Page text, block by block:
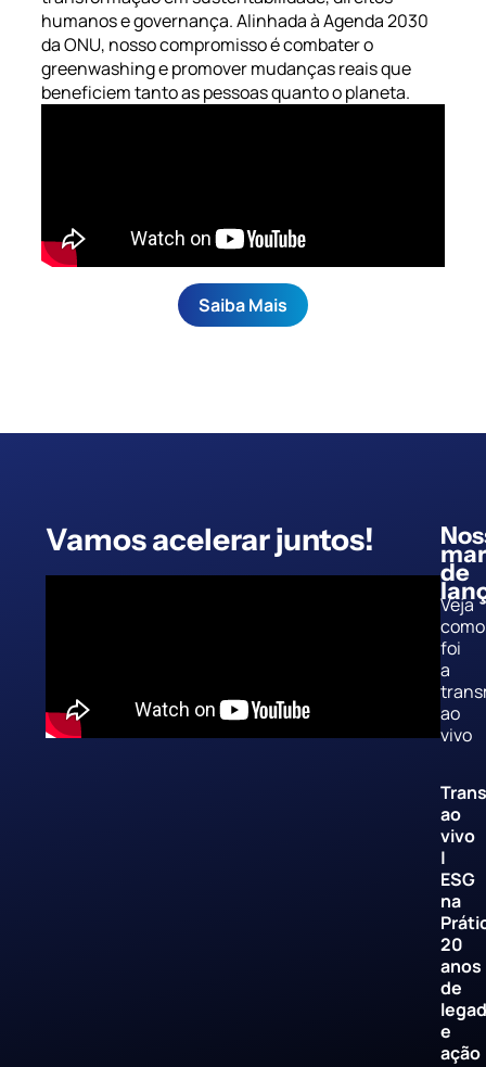
Saiba mais sobre a Medalha Kofi Annan
Entenda mais sobre o mercado ESG
Saiba mais sobre a Medalha Kofi Annan
Entenda mais sobre o mercado ESG
Saiba mais sobre a Medalha Kofi Annan
Entenda mais sobre o mercado ESG
humanos e governança. Alinhada à Agenda 2030
da ONU, nosso compromisso é combater o
greenwashing e promover mudanças reais que
beneficiem tanto as pessoas quanto o plane​ta.
Saiba Mais
Vamos acelerar juntos!
de
Veja
como
foi
a
ao
vivo
ao
vivo
|
ESG
na
20
anos
de
e
ação